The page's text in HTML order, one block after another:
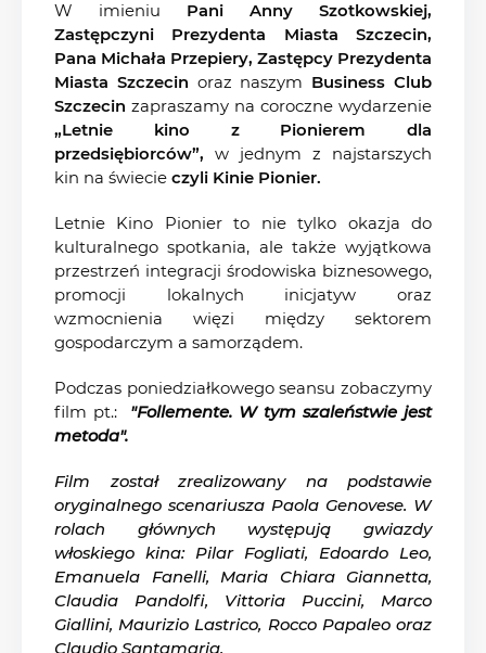
W imieniu Pani Anny Szotkowskiej,
Zastępczyni Prezydenta Miasta Szczecin,
Pana Michała Przepiery, Zastępcy Prezydenta
Miasta Szczecin oraz naszym Business Club
Szczecin zapraszamy na coroczne wydarzenie
„Letnie kino z Pionierem dla
przedsiębiorców”, w jednym z najstarszych
kin na świecie czyli Kinie Pionier.
Letnie Kino Pionier to nie tylko okazja do
kulturalnego spotkania, ale także wyjątkowa
przestrzeń integracji środowiska biznesowego,
promocji lokalnych inicjatyw oraz
wzmocnienia więzi między sektorem
gospodarczym a samorządem.
Podczas poniedziałkowego seansu zobaczymy
film pt.:
"Follemente. W tym szaleństwie jest
metoda".
Film został zrealizowany na podstawie
oryginalnego scenariusza Paola Genovese. W
rolach głównych występują gwiazdy
włoskiego kina: Pilar Fogliati, Edoardo Leo,
Emanuela Fanelli, Maria Chiara Giannetta,
Claudia Pandolfi, Vittoria Puccini, Marco
Giallini, Maurizio Lastrico, Rocco Papaleo oraz
Claudio Santamaria.